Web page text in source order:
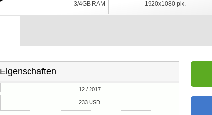
3/4GB RAM 1920x1080 pix.
Eigenschaften
12 / 2017
233 USD